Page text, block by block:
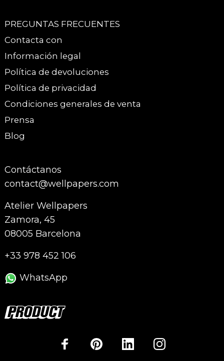
PREGUNTAS FRECUENTES
Contacta con
Información legal
Política de devoluciones
Política de privacidad
Condiciones generales de venta
Prensa
Blog
Contáctanos
contact@wellpapers.com
Atelier Wellpapers
Zamora, 45
08005 Barcelona
+33 978 452 106
WhatsApp